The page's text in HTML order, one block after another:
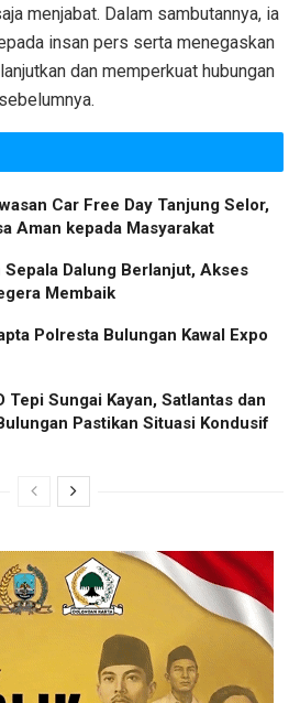
menjabat. Dalam sambutannya, ia
insan pers serta menegaskan
dan memperkuat hubungan
Car Free Day Tanjung Selor,
Aman kepada Masyarakat
Dalung Berlanjut, Akses
Membaik
Polresta Bulungan Kawal Expo
Tepi Sungai Kayan, Satlantas dan
Pastikan Situasi Kondusif